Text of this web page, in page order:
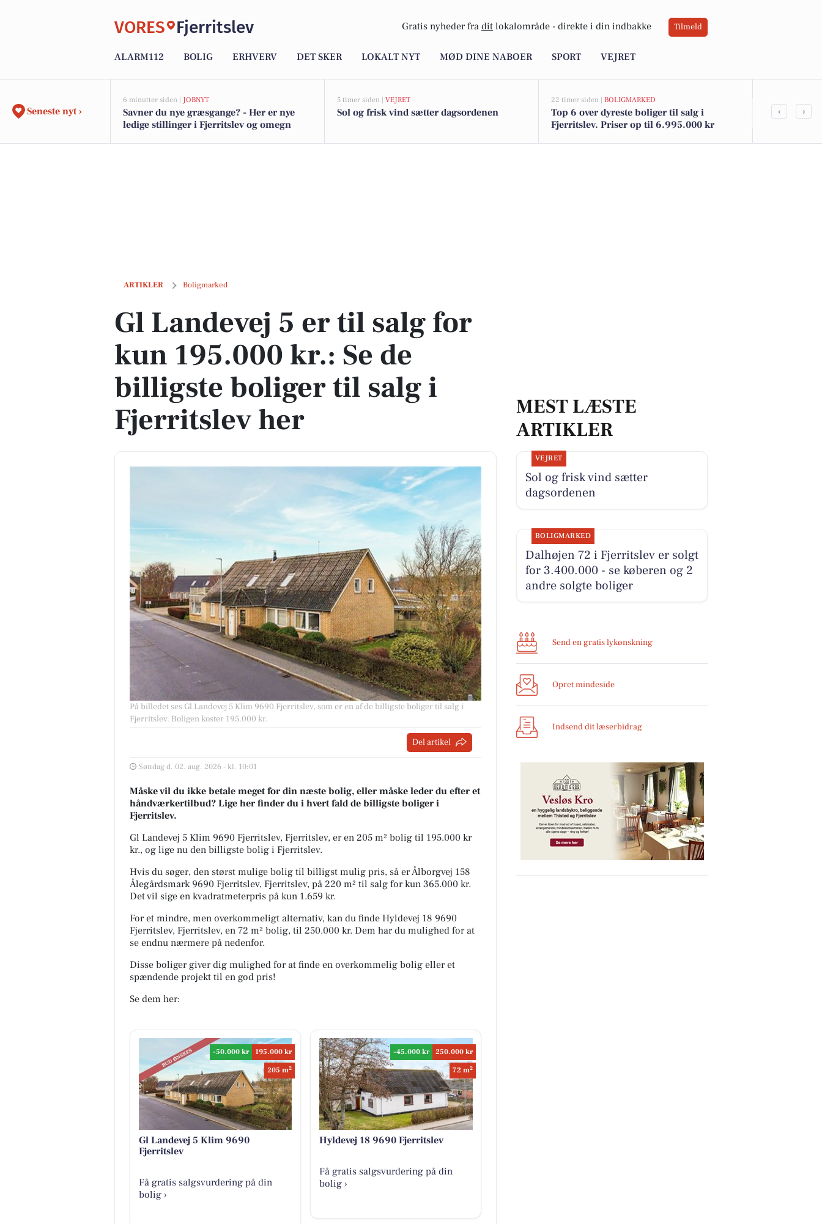
VORES Fjerritslev Gratis nyheder fra dit lokalområde - direkte i din indbakke Tilmeld
ALARM112 BOLIG ERHVERV DET SKER LOKALT NYT MØD DINE NABOER SPORT VEJRET
Seneste nyt ›
6 minutter siden | JOBNYT
Savner du nye græsgange? - Her er nye
ledige stillinger i Fjerritslev og omegn
5 timer siden | VEJRET
Sol og frisk vind sætter dagsordenen
22 timer siden | BOLIGMARKED
Top 6 over dyreste boliger til salg i
Fjerritslev. Priser op til 6.995.000 kr
‹ ›
ARTIKLER Boligmarked
Gl Landevej 5 er til salg for kun 195.000 kr.: Se de billigste boliger til salg i Fjerritslev her
Gl Landevej 5 er til salg for
kun 195.000 kr.: Se de
billigste boliger til salg i
Fjerritslev her
På billedet ses Gl Landevej 5 Klim 9690 Fjerritslev, som er en af de billigste boliger til salg i
Fjerritslev. Boligen koster 195.000 kr.
Del artikel
Søndag d. 02. aug. 2026 - kl. 10:01
Måske vil du ikke betale meget for din næste bolig, eller måske leder du efter et
håndværkertilbud? Lige her finder du i hvert fald de billigste boliger i
Fjerritslev.
Gl Landevej 5 Klim 9690 Fjerritslev, Fjerritslev, er en 205 m² bolig til 195.000 kr
kr., og lige nu den billigste bolig i Fjerritslev.
Hvis du søger, den størst mulige bolig til billigst mulig pris, så er Ålborgvej 158
Ålegårdsmark 9690 Fjerritslev, Fjerritslev, på 220 m² til salg for kun 365.000 kr.
Det vil sige en kvadratmeterpris på kun 1.659 kr.
For et mindre, men overkommeligt alternativ, kan du finde Hyldevej 18 9690
Fjerritslev, Fjerritslev, en 72 m² bolig, til 250.000 kr. Dem har du mulighed for at
se endnu nærmere på nedenfor.
Disse boliger giver dig mulighed for at finde en overkommelig bolig eller et
spændende projekt til en god pris!
Se dem her:
-50.000 kr
195.000 kr
205 m2
Gl Landevej 5 Klim 9690
Fjerritslev
Få gratis salgsvurdering på din
bolig ›
-45.000 kr
250.000 kr
72 m2
Hyldevej 18 9690 Fjerritslev
Få gratis salgsvurdering på din
bolig ›
MEST LÆSTE
ARTIKLER
VEJRET
Sol og frisk vind sætter
dagsordenen
BOLIGMARKED
Dalhøjen 72 i Fjerritslev er solgt
for 3.400.000 - se køberen og 2
andre solgte boliger
Send en gratis lykønskning
Opret mindeside
Indsend dit læserbidrag